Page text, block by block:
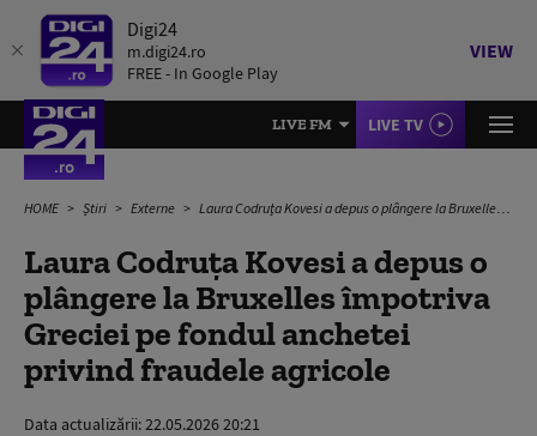
Digi24
m.digi24.ro
FREE - In Google Play
VIEW
LIVE FM LIVE TV
HOME Știri Externe Laura Codruța Kovesi a depus o plângere la Bruxelles împotriva Greciei pe fondul anchetei privind fraudele agricole
Laura Codruța Kovesi a depus o
plângere la Bruxelles împotriva
Greciei pe fondul anchetei
privind fraudele agricole
Data actualizării:22.05.2026 20:21